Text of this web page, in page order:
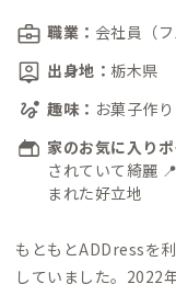
職業： 会社員（フ
出身地： 栃木県
趣味： お菓子作り
家のお気に入りポ
されていて綺麗
まれた好立地
もともとADDressを
していました。2022